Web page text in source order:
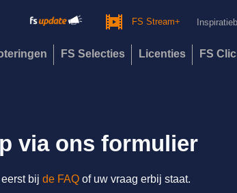
FS Selecties Licenties FS
FS Stream+
via ons formulier
bij de FAQ of uw vraag erbij staat.